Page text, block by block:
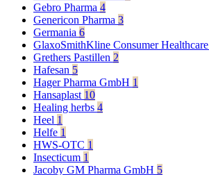
Gebro Pharma 4
Genericon Pharma 3
Germania 6
GlaxoSmithKline Consumer Healthcare
Grethers Pastillen 2
Hafesan 5
Hager Pharma GmbH 1
Hansaplast 10
Healing herbs 4
Heel 1
Helfe 1
HWS-OTC 1
Insecticum 1
Jacoby GM Pharma GmbH 5